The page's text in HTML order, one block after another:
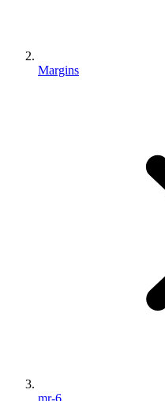
Margins
mr-6